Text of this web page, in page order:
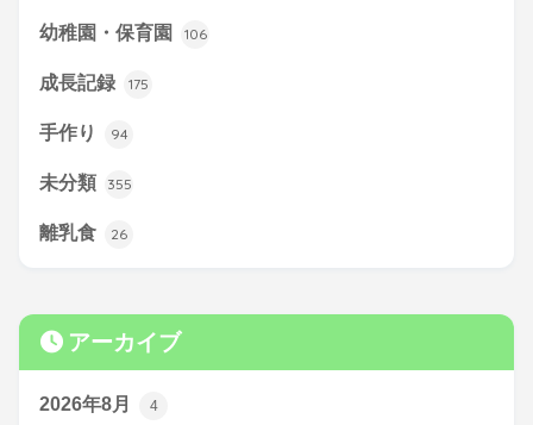
幼稚園・保育園 106
成長記録 175
手作り 94
未分類 355
離乳食 26
アーカイブ
2026年8月 4